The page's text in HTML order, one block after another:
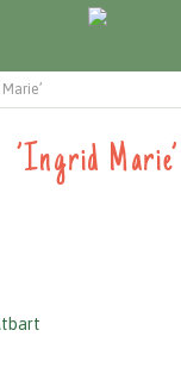
’Ingrid Marie’